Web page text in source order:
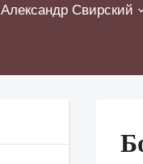
Александр Свирский